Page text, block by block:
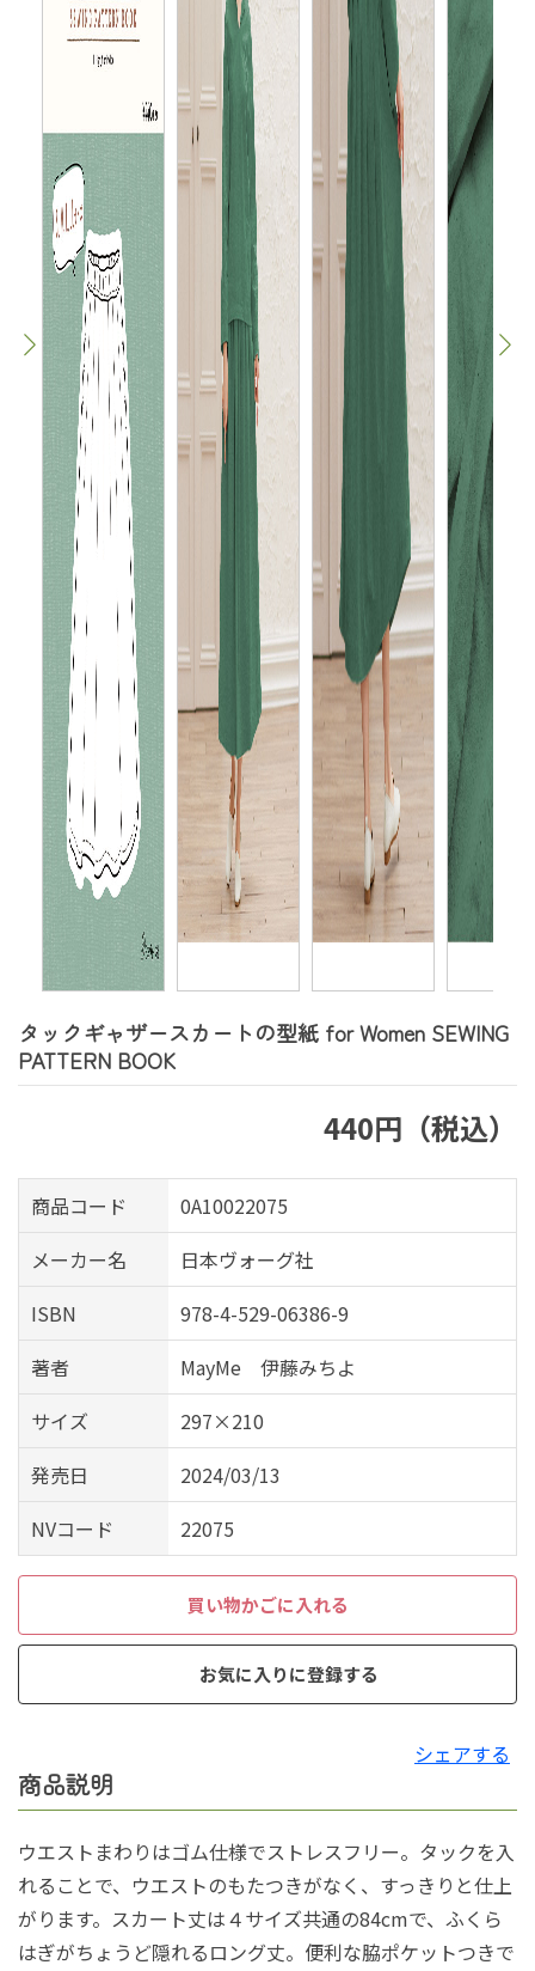
タックギャザースカートの型紙 for Women SEWING
PATTERN BOOK
440円（税込）
商品コード
0A10022075
メーカー名
日本ヴォーグ社
ISBN
978-4-529-06386-9
著者
MayMe 伊藤みちよ
サイズ
297×210
発売日
2024/03/13
NVコード
22075
買い物かごに入れる
お気に入りに登録する
シェアする
商品説明
ウエストまわりはゴム仕様でストレスフリー。タックを入
れることで、ウエストのもたつきがなく、すっきりと仕上
がります。スカート丈は４サイズ共通の84cmで、ふくら
はぎがちょうど隠れるロング丈。便利な脇ポケットつきで